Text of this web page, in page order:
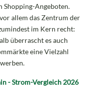
Shopping-Angeboten.
allem das Zentrum der
im Kern recht:
überrascht es auch
eine Vielzahl
- Strom-Vergleich 2026